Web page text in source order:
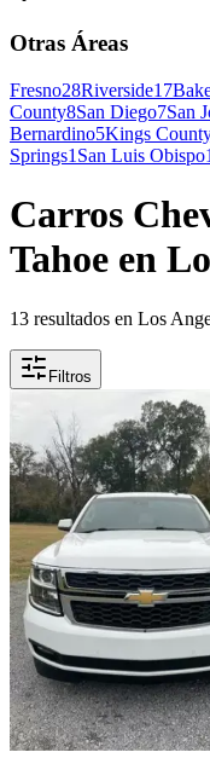
Otras Áreas
Fresno28Riverside17
County8San Diego7San
Bernardino5Kings
Springs1 San Luis Obispo1
Carros
Tahoe en
13 resultados en Los
Filtros